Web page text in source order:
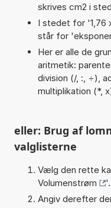
skrives cm2 i
I stedet for '1,76
står for
Her er alle de
aritmetik:
division (/, :, ÷),
multiplikation (*,
eller: Brug af
valglisterne
Vælg den rette
Volumenstrøm
'.
Angiv derefter